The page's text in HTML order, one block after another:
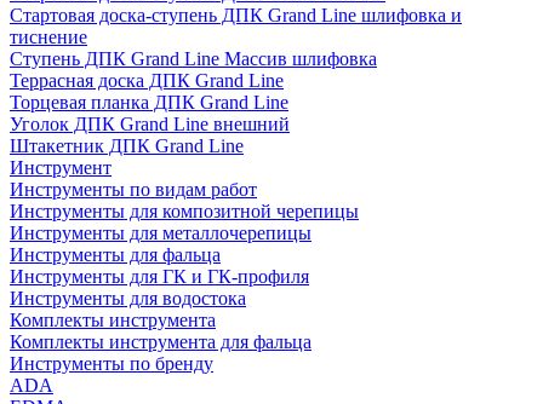
Стартовая доска-ступень ДПК Grand Line шлифовка и
тиснение
Ступень ДПК Grand Line Массив шлифовка
Террасная доска ДПК Grand Line
Торцевая планка ДПК Grand Line
Уголок ДПК Grand Line внешний
Штакетник ДПК Grand Line
Инструмент
Инструменты по видам работ
Инструменты для композитной черепицы
Инструменты для металлочерепицы
Инструменты для фальца
Инструменты для ГК и ГК-профиля
Инструменты для водостока
Комплекты инструмента
Комплекты инструмента для фальца
Инструменты по бренду
ADA